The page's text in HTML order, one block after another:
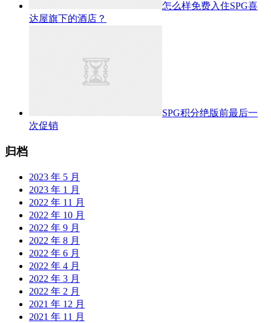
怎么样免费入住SPG喜
达屋旗下的酒店？
SPG积分绝版前最后一
次促销
归档
2023 年 5 月
2023 年 1 月
2022 年 11 月
2022 年 10 月
2022 年 9 月
2022 年 8 月
2022 年 6 月
2022 年 4 月
2022 年 3 月
2022 年 2 月
2021 年 12 月
2021 年 11 月